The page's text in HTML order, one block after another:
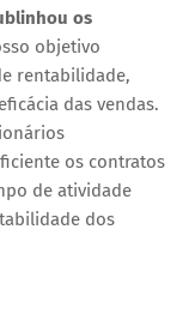
os
objetivo
rentabilidade,
das vendas.
os contratos
de atividade
dos